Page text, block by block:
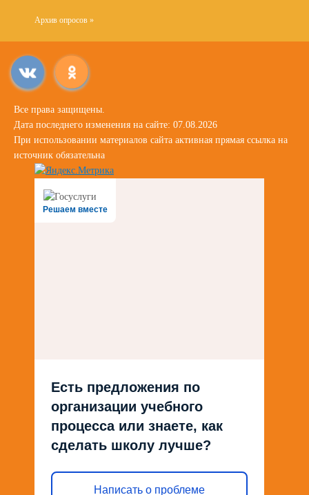
Архив опросов »
Все права защищены.
Дата последнего изменения на сайте: 07.08.2026
При использовании материалов сайта активная прямая ссылка на
источник обязательна
Решаем вместе
Есть предложения по
организации учебного
процесса или знаете, как
сделать школу лучше?
Написать о проблеме